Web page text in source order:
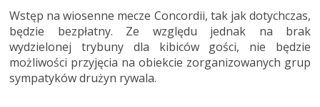
Wstęp na wiosenne mecze Concordii, tak jak dotychczas,
będzie bezpłatny. Ze względu jednak na brak
wydzielonej trybuny dla kibiców gości, nie będzie
możliwości przyjęcia na obiekcie zorganizowanych grup
sympatyków drużyn rywala.